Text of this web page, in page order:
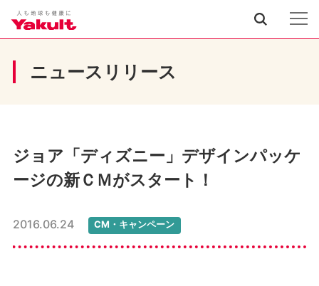
ニュースリリース
ジョア「ディズニー」デザインパッケ
ージの新ＣＭがスタート！
2016.06.24 CM・キャンペーン